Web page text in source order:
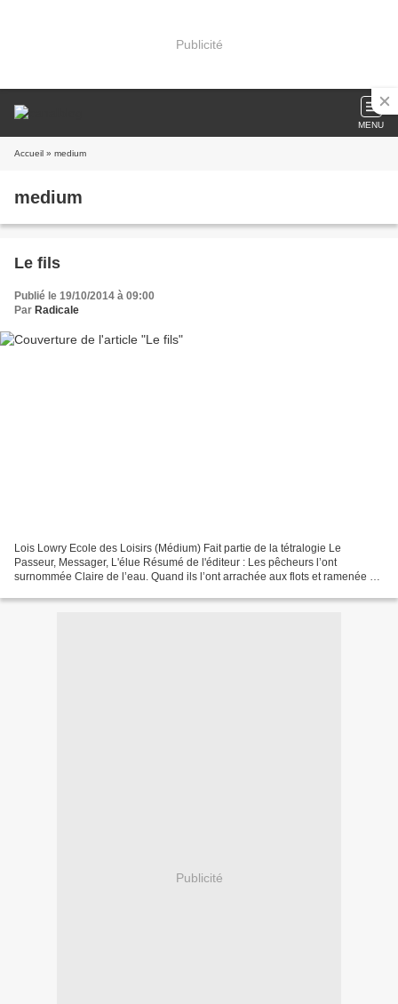
Publicité
MENU
Accueil » medium
medium
Le fils
Publié le 19/10/2014 à 09:00
Par Radicale
Lois Lowry Ecole des Loisirs (Médium) Fait partie de la tétralogie Le
Passeur, Messager, L'élue Résumé de l'éditeur : Les pêcheurs l’ont
surnommée Claire de l’eau. Quand ils l’ont arrachée aux flots et ramenée au
Publicité